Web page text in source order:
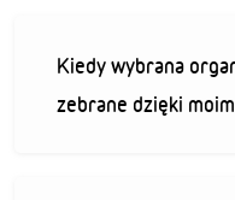
Kiedy wybrana
zebrane dzięki